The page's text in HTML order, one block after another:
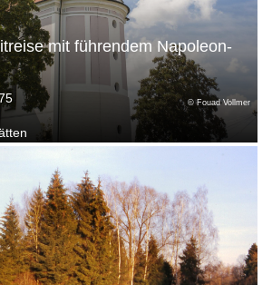
© Fouad Vollmer
mit führendem Napoleon-